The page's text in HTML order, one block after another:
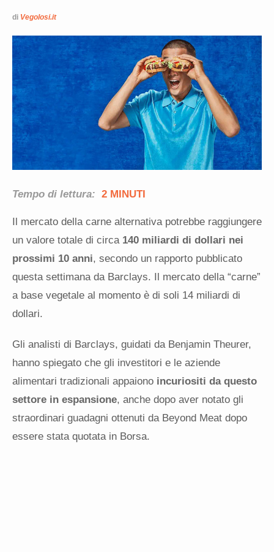
di Vegolosi.it
Tempo di lettura: 2 MINUTI
Il mercato della carne alternativa potrebbe raggiungere
un valore totale di circa140 miliardi di dollari nei
prossimi 10 anni, secondo un rapporto pubblicato
questa settimana da Barclays. Il mercato della “carne”
a base vegetale al momento è di soli 14 miliardi di
dollari.
Gli analisti di Barclays, guidati da Benjamin Theurer,
hanno spiegato che gli investitori e le aziende
alimentari tradizionali appaiono incuriositi da questo
settore in espansione, anche dopo aver notato gli
straordinari guadagni ottenuti da Beyond Meat dopo
essere stata quotata in Borsa.